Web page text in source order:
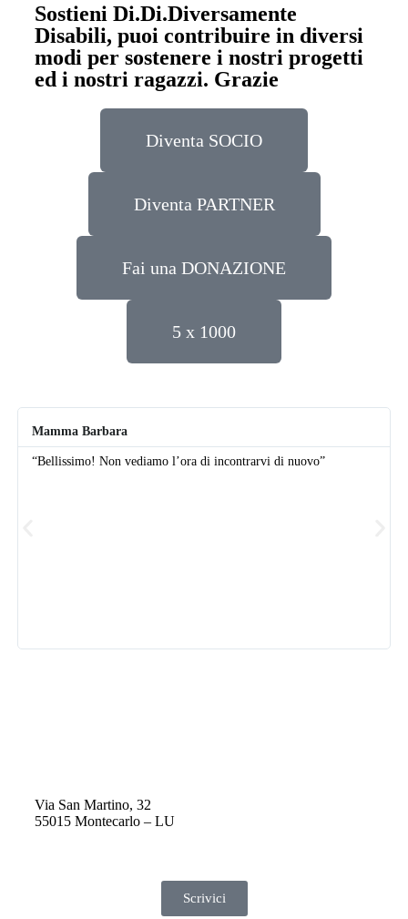
Sostieni Di.Di.Diversamente
Disabili, puoi contribuire in diversi
modi per sostenere i nostri progetti
ed i nostri ragazzi. Grazie
Diventa SOCIO
Diventa PARTNER
Fai una DONAZIONE
5 x 1000
Mamma Barbara
“Bellissimo! Non vediamo l’ora di incontrarvi di nuovo”
Via San Martino, 32
55015 Montecarlo – LU
Scrivici